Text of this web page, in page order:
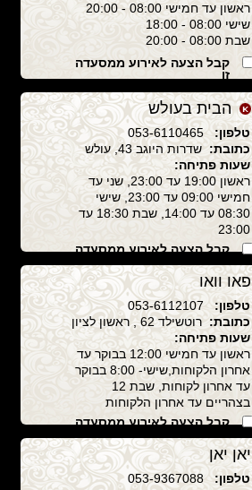
ראשון עד חמישי 08:00 - 20:00
שישי 08:00 - 18:00
שבת 08:00 - 20:00
קבל הצעה לאירוע ממסעדה
זו
הבית בעולש
טלפון:053-6110465
כתובת: שדרות היוגב 43, עולש
שעות פתיחה:
ראשון 19:00 עד 23:00, שני עד
חמישי 09:00 עד 23:00, שישי
08:30 עד 14:00, שבת 18:30 עד
23:00
קבל הצעה לאירוע ממסעדה
פאו וואו
טלפון:053-6112107
כתובת: רוטשילד 62 , ראשון לציון
שעות פתיחה:
ראשון עד חמישי 12:00 בבוקר עד
אחרון הלקוחות,שישי- 8:00 בבוקר
עד אחרון לקוחות, שבת 12
בצהריים עד אחרון הלקוחות
קבל הצעה לאירוע ממסעדה
יאן יאן
טלפון:053-9367088